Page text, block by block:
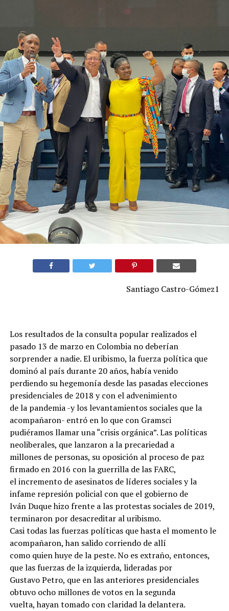
Santiago Castro-Gómez1
Los resultados de la consulta popular realizados el
pasado 13 de marzo en Colombia no deberían
sorprender a nadie. El uribismo, la fuerza política que
dominó al país durante 20 años, había venido
perdiendo su hegemonía desde las pasadas elecciones
presidenciales de 2018 y con el advenimiento
de la pandemia -y los levantamientos sociales que la
acompañaron- entró en lo que con Gramsci
pudiéramos llamar una “crisis orgánica”. Las políticas
neoliberales, que lanzaron a la precariedad a
millones de personas, su oposición al proceso de paz
firmado en 2016 con la guerrilla de las FARC,
el incremento de asesinatos de líderes sociales y la
infame represión policial con que el gobierno de
Iván Duque hizo frente a las protestas sociales de 2019,
terminaron por desacreditar al uribismo.
Casi todas las fuerzas políticas que hasta el momento le
acompañaron, han salido corriendo de allí
como quien huye de la peste. No es extraño, entonces,
que las fuerzas de la izquierda, lideradas por
Gustavo Petro, que en las anteriores presidenciales
obtuvo ocho millones de votos en la segunda
vuelta, hayan tomado con claridad la delantera.